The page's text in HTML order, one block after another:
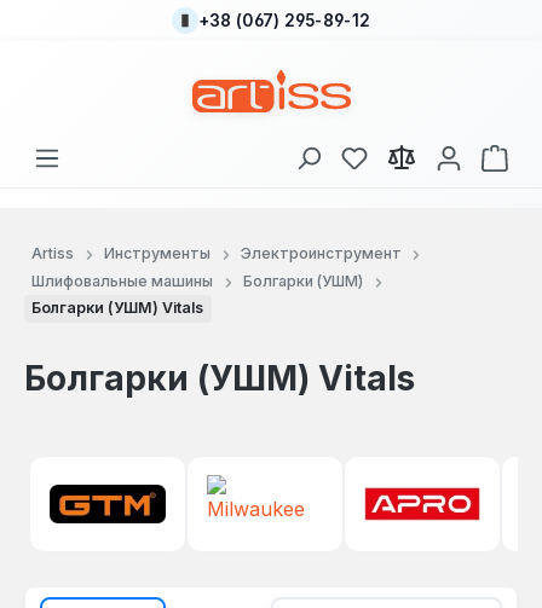
Перейти к основному содержанию
+38 (067) 295-89-12
У вас есть товары
В
Artiss Инструменты
Электроинструмент
Шлифовальные машины
Болгарки (УШМ)
Болгарки (УШМ) Vitals
Болгарки (УШМ) Vitals